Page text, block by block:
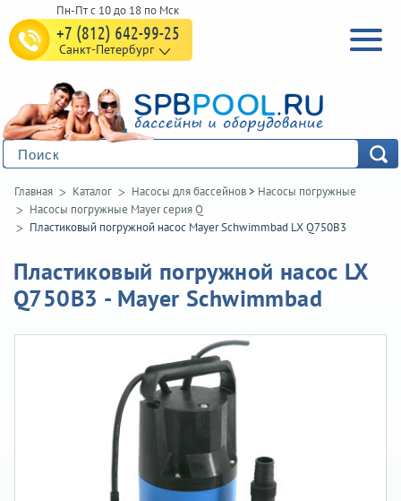
+7 (812) 642-99-25
Санкт-Петербург
Главная Каталог Насосы для бассейнов> Насосы погружные
Насосы погружные Mayer серия Q
Пластиковый погружной насос Mayer Schwimmbad LX Q750B3
Пластиковый погружной насос LX
Q750B3 - Mayer Schwimmbad